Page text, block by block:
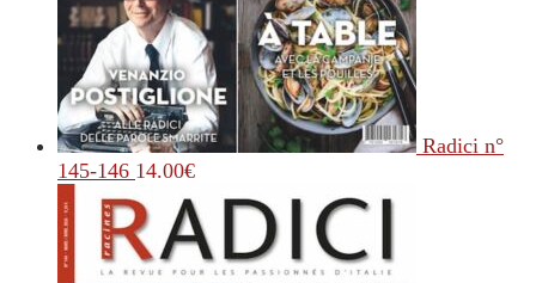
Radici n°
145-146 14.00€